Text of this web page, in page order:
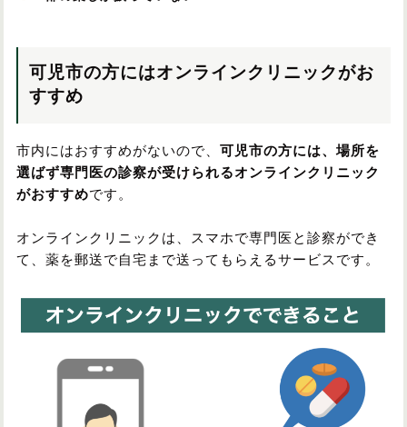
可児市の方にはオンラインクリニックがお
すすめ
市内にはおすすめがないので、 可児市の方には、場所を
選ばず専門医の診察が受けられるオンラインクリニック
がおすすめです。
オンラインクリニックは、スマホで専門医と診察ができ
て、薬を郵送で自宅まで送ってもらえるサービスです。